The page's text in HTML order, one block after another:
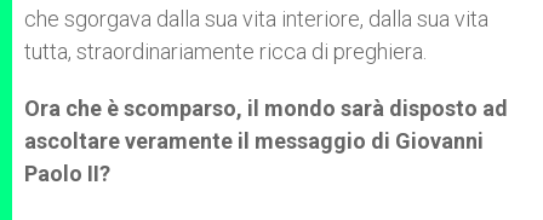
che sgorgava dalla sua vita interiore, dalla sua vita
tutta, straordinariamente ricca di preghiera.
Ora che è scomparso, il mondo sarà disposto ad
ascoltare veramente il messaggio di Giovanni
Paolo II?